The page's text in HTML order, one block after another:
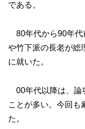
である。
80年代から90年代
や竹下派の長老が総
に就いた。
00年代以降は、論
ことが多い。今回も
た。